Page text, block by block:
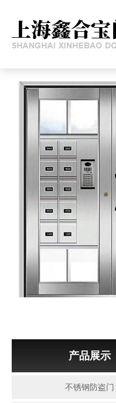
产品展示
不锈钢防盗门